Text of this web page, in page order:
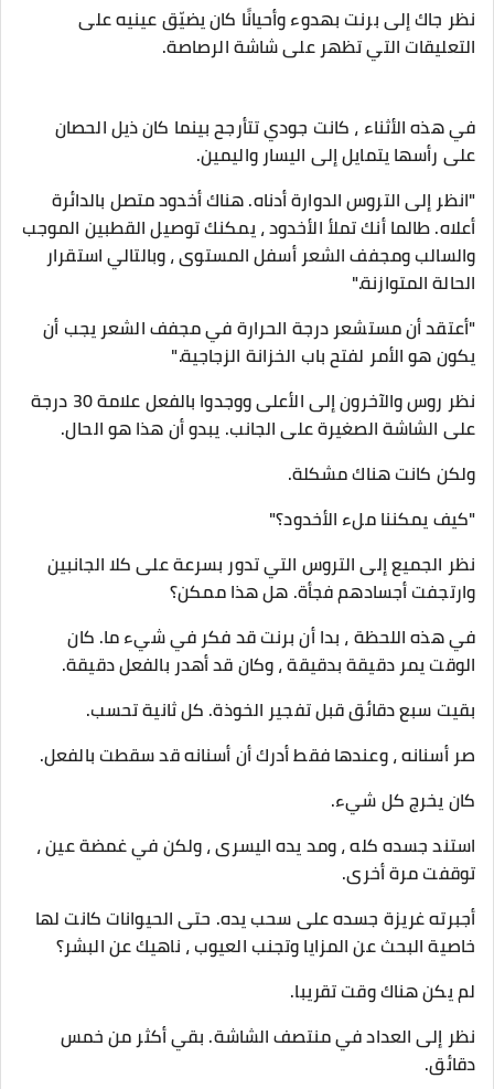
نظر جاك إلى برنت بهدوء وأحيانًا كان يضيّق عينيه على
التعليقات التي تظهر على شاشة الرصاصة.
في هذه الأثناء ، كانت جودي تتأرجح بينما كان ذيل الحصان
على رأسها يتمايل إلى اليسار واليمين.
"انظر إلى التروس الدوارة أدناه. هناك أخدود متصل بالدائرة
أعلاه. طالما أنك تملأ الأخدود ، يمكنك توصيل القطبين الموجب
والسالب ومجفف الشعر أسفل المستوى ، وبالتالي استقرار
الحالة المتوازنة."
"أعتقد أن مستشعر درجة الحرارة في مجفف الشعر يجب أن
يكون هو الأمر لفتح باب الخزانة الزجاجية."
نظر روس والآخرون إلى الأعلى ووجدوا بالفعل علامة 30 درجة
على الشاشة الصغيرة على الجانب. يبدو أن هذا هو الحال.
ولكن كانت هناك مشكلة.
"كيف يمكننا ملء الأخدود؟"
نظر الجميع إلى التروس التي تدور بسرعة على كلا الجانبين
وارتجفت أجسادهم فجأة. هل هذا ممكن؟
في هذه اللحظة ، بدا أن برنت قد فكر في شيء ما. كان
الوقت يمر دقيقة بدقيقة ، وكان قد أهدر بالفعل دقيقة.
بقيت سبع دقائق قبل تفجير الخوذة. كل ثانية تحسب.
صر أسنانه ، وعندها فقط أدرك أن أسنانه قد سقطت بالفعل.
كان يخرج كل شيء.
استند جسده كله ، ومد يده اليسرى ، ولكن في غمضة عين ،
توقفت مرة أخرى.
أجبرته غريزة جسده على سحب يده. حتى الحيوانات كانت لها
خاصية البحث عن المزايا وتجنب العيوب ، ناهيك عن البشر؟
لم يكن هناك وقت تقريبا.
نظر إلى العداد في منتصف الشاشة. بقي أكثر من خمس
دقائق.